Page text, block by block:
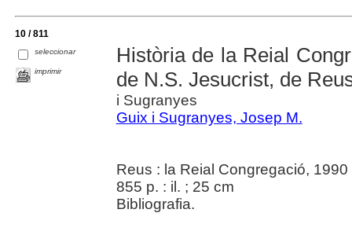
10 / 811
seleccionar
imprimir
Història de la Reial
de N.S. Jesucrist, de
i Sugranyes
Guix i Sugranyes, Josep M.
Reus : la Reial Congregació, 1990
855 p. : il. ; 25 cm
Bibliografia.